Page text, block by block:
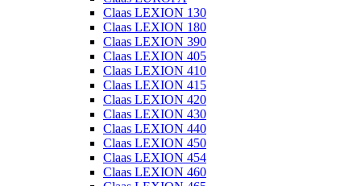
Claas LEXION 130
Claas LEXION 180
Claas LEXION 390
Claas LEXION 405
Claas LEXION 410
Claas LEXION 415
Claas LEXION 420
Claas LEXION 430
Claas LEXION 440
Claas LEXION 450
Claas LEXION 454
Claas LEXION 460